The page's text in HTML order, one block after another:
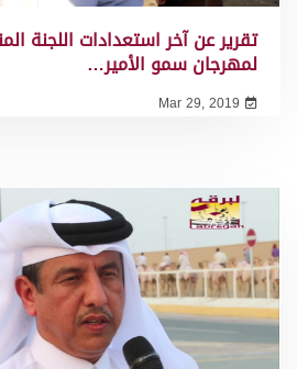
تقرير عن آخر استعدادات اللجنة
لمهرجان سمو الأمير…
Mar 29, 2019